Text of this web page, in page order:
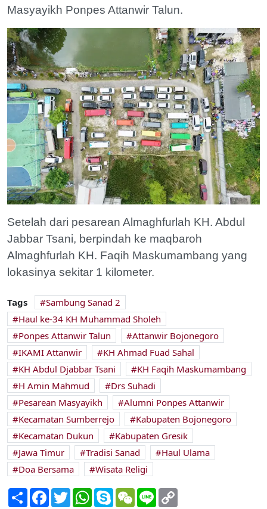
Masyayikh Ponpes Attanwir Talun.
Setelah dari pesarean Almaghfurlah KH. Abdul
Jabbar Tsani, berpindah ke maqbaroh
Almaghfurlah KH. Faqih Maskumambang yang
lokasinya sekitar 1 kilometer.
Tags
Sambung Sanad 2
Haul ke-34 KH Muhammad Sholeh
Ponpes Attanwir Talun
Attanwir Bojonegoro
IKAMI Attanwir
KH Ahmad Fuad Sahal
KH Abdul Djabbar Tsani
KH Faqih Maskumambang
H Amin Mahmud
Drs Suhadi
Pesarean Masyayikh
Alumni Ponpes Attanwir
Kecamatan Sumberrejo
Kabupaten Bojonegoro
Kecamatan Dukun
Kabupaten Gresik
Jawa Timur
Tradisi Sanad
Haul Ulama
Doa Bersama
Wisata Religi
Share Facebook
TwitterWhatsApp
SkypeWeChatLine